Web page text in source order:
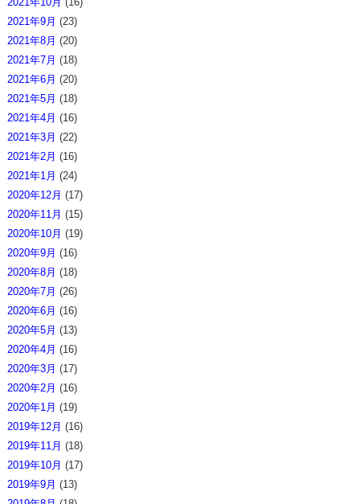
2021年9月 (23)
2021年8月 (20)
2021年7月 (18)
2021年6月 (20)
2021年5月 (18)
2021年4月 (16)
2021年3月 (22)
2021年2月 (16)
2021年1月 (24)
2020年12月 (17)
2020年11月 (15)
2020年10月 (19)
2020年9月 (16)
2020年8月 (18)
2020年7月 (26)
2020年6月 (16)
2020年5月 (13)
2020年4月 (16)
2020年3月 (17)
2020年2月 (16)
2020年1月 (19)
2019年12月 (16)
2019年11月 (18)
2019年10月 (17)
2019年9月 (13)